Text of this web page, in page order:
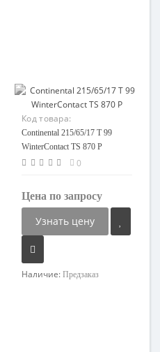
Код товара:
95708432570-08
Continental 215/65/17 T 99
WinterContact TS 870 P
0
Цена по запросу
Узнать цену
Наличие: Предзаказ